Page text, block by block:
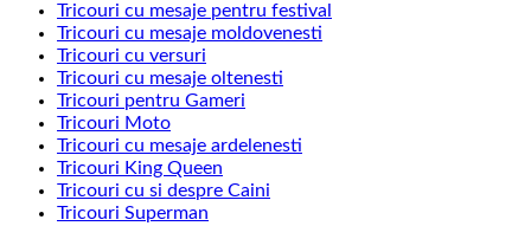
Tricouri cu mesaje pentru festival
Tricouri cu mesaje moldovenesti
Tricouri cu versuri
Tricouri cu mesaje oltenesti
Tricouri pentru Gameri
Tricouri Moto
Tricouri cu mesaje ardelenesti
Tricouri King Queen
Tricouri cu si despre Caini
Tricouri Superman